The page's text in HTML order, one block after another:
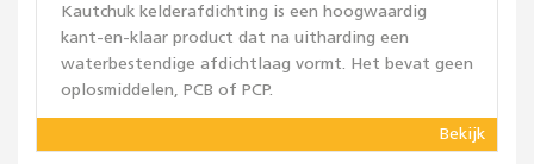
Kautchuk kelderafdichting is een hoogwaardig
kant-en-klaar product dat na uitharding een
waterbestendige afdichtlaag vormt. Het bevat geen
oplosmiddelen, PCB of PCP.
Bekijk